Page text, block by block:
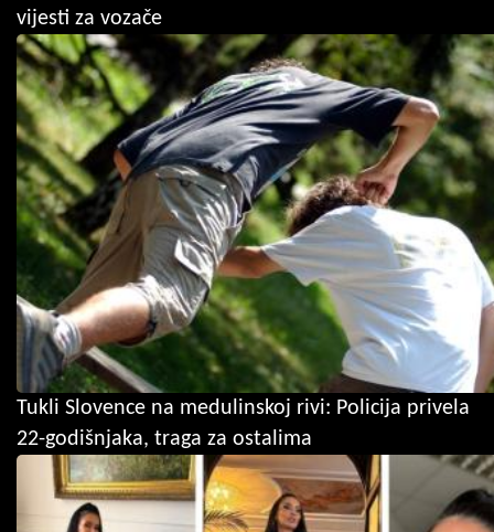
vijesti za vozače
Tukli Slovence na medulinskoj rivi: Policija privela
22-godišnjaka, traga za ostalima